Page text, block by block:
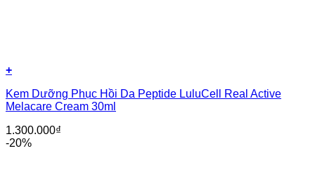
+
Kem Dưỡng Phục Hồi Da Peptide LuluCell Real Active
Melacare Cream 30ml
1.300.000₫
-20%